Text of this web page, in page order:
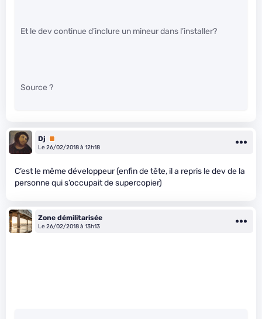
Et le dev continue d’inclure un mineur dans l’installer?
Source ?
Dj
Premium
Le 26/02/2018 à 12h18
C’est le même développeur (enfin de tête, il a repris le dev de la
personne qui s’occupait de supercopier)
Zone démilitarisée
Le 26/02/2018 à 13h13